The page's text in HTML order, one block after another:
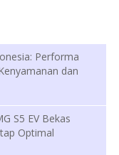
Performa
dan
S5 EV Bekas
Optimal